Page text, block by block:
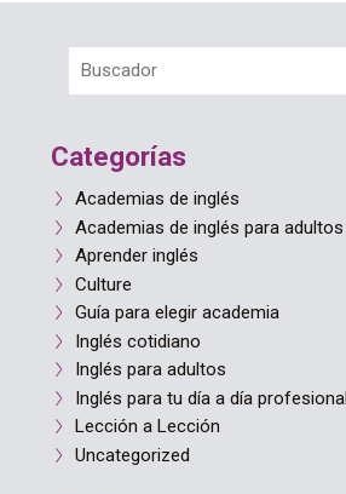
Categorías
Academias de inglés
Academias de inglés para adultos
Aprender inglés
Culture
Guía para elegir academia
Inglés cotidiano
Inglés para adultos
Inglés para tu día a día profesional
Lección a Lección
Uncategorized